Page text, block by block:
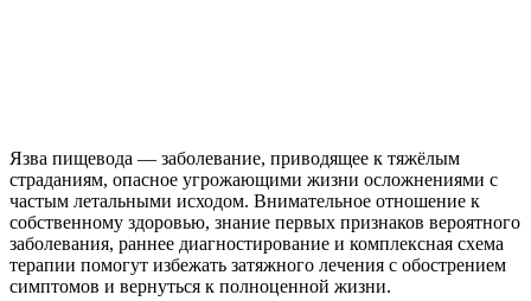
Язва пищевода — заболевание, приводящее к тяжёлым
страданиям, опасное угрожающими жизни осложнениями с
частым летальными исходом. Внимательное отношение к
собственному здоровью, знание первых признаков вероятного
заболевания, раннее диагностирование и комплексная схема
терапии помогут избежать затяжного лечения с обострением
симптомов и вернуться к полноценной жизни.